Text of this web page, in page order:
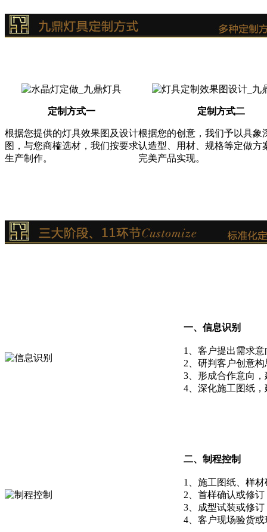
定制方式一
根据您提供的灯具效果图及设计
图，与您商榷选材，我们按要求
生产制作。
定制方式二
根据您的创意，我们予以具象
认造型、用材、规格等定做方
完美产品实现。
一、信息识别
1、客户提出需求
2、研判客户创意
3、形成合作意向
4、深化施工图纸
二、制程控制
1、施工图纸、样
2、首样确认或修订
3、成型试装或修订
4、客户现场验货